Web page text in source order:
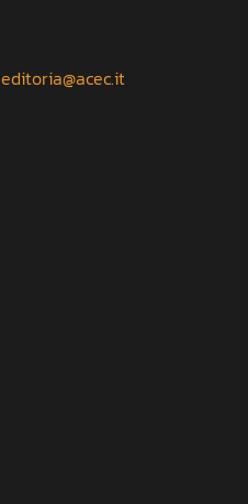
editoria@acec.it